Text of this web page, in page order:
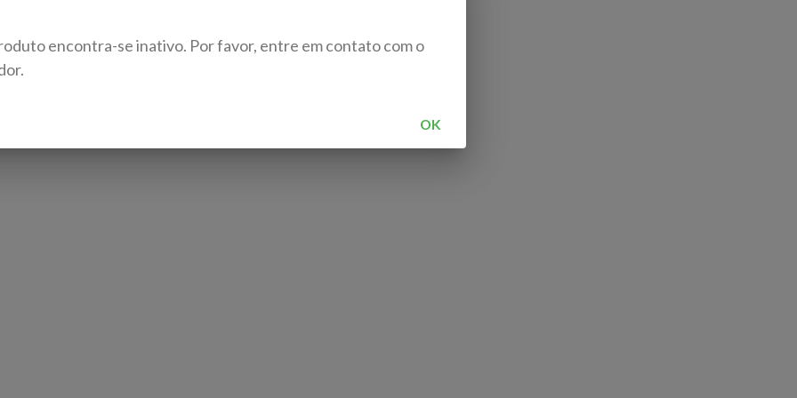
encontra-se inativo. Por favor, entre em contato com o
OK